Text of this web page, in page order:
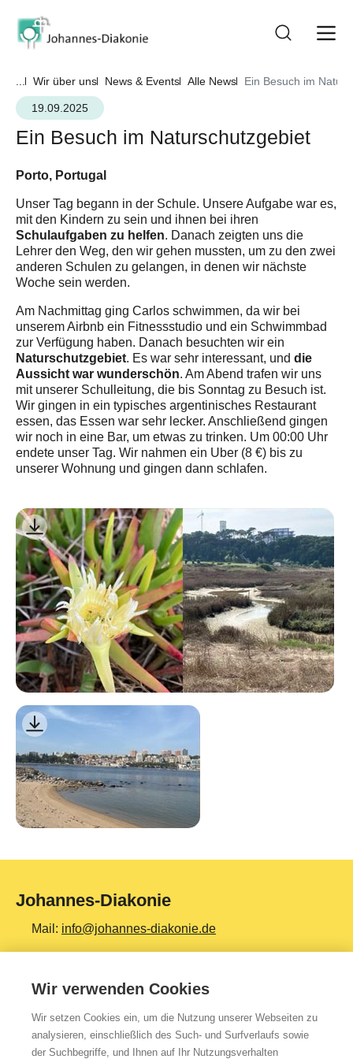
... Wir über uns News & Events Alle News
Ein Besuch im
19.09.2025
Ein Besuch im Naturschutzgebiet
Porto, Portugal
Unser Tag begann in der Schule. Unsere Aufgabe war es,
mit den Kindern zu sein und ihnen bei ihren
Schulaufgaben zu helfen. Danach zeigten uns die
Lehrer den Weg, den wir gehen mussten, um zu den zwei
anderen Schulen zu gelangen, in denen wir nächste
Woche sein werden.
Am Nachmittag ging Carlos schwimmen, da wir bei
unserem Airbnb ein Fitnessstudio und ein Schwimmbad
zur Verfügung haben. Danach besuchten wir ein
Naturschutzgebiet. Es war sehr interessant, und die
Aussicht war wunderschön. Am Abend trafen wir uns
mit unserer Schulleitung, die bis Sonntag zu Besuch ist.
Wir gingen in ein typisches argentinisches Restaurant
essen, das Essen war sehr lecker. Anschließend gingen
wir noch in eine Bar, um etwas zu trinken. Um 00:00 Uhr
endete unser Tag. Wir nahmen ein Uber (8 €) bis zu
unserer Wohnung und gingen dann schlafen.
Johannes-Diakonie
Mail: info@johannes-diakonie.de
Tel:06261 - 88-0
Top Themen
Wir verwenden Cookies
Wir setzen Cookies ein, um die Nutzung unserer Webseiten zu
analysieren, einschließlich des Such- und Surfverlaufs sowie
der Suchbegriffe, und Ihnen auf Ihr Nutzungsverhalten